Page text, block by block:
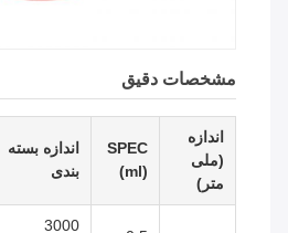
مشخصات دقیق
اندازه
(ملی
متر)
SPEC
(ml)
اندازه بسته
بندی
3000